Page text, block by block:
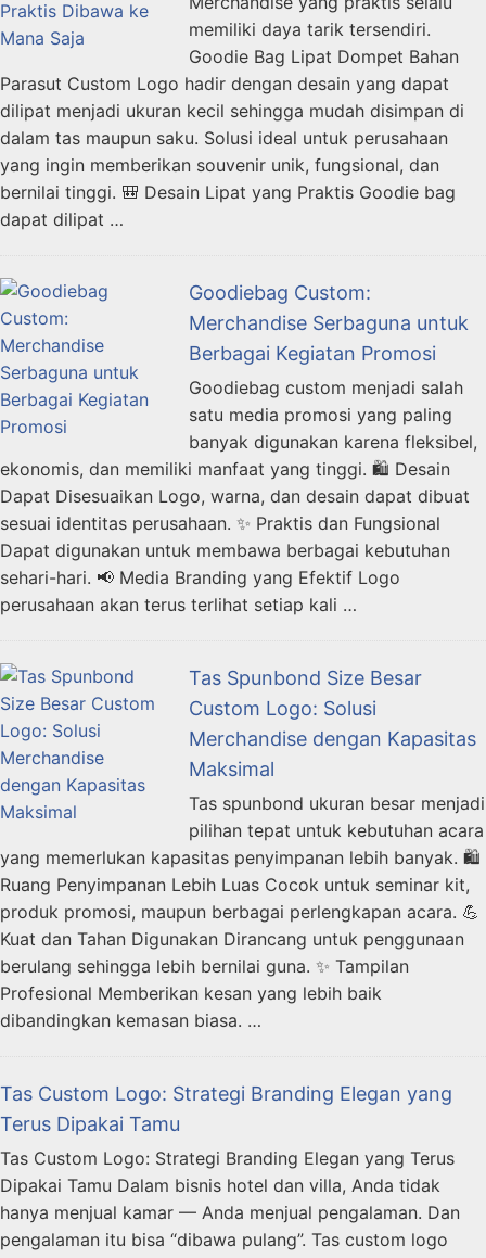
memiliki daya tarik tersendiri.
Goodie Bag Lipat Dompet Bahan
Parasut Custom Logo hadir dengan desain yang dapat
dilipat menjadi ukuran kecil sehingga mudah disimpan di
dalam tas maupun saku. Solusi ideal untuk perusahaan
yang ingin memberikan souvenir unik, fungsional, dan
bernilai tinggi. 🎒 Desain Lipat yang Praktis Goodie bag
dapat dilipat …
Goodiebag Custom:
Merchandise Serbaguna untuk
Berbagai Kegiatan Promosi
Goodiebag custom menjadi salah
satu media promosi yang paling
banyak digunakan karena fleksibel,
ekonomis, dan memiliki manfaat yang tinggi. 🛍️ Desain
Dapat Disesuaikan Logo, warna, dan desain dapat dibuat
sesuai identitas perusahaan. ✨ Praktis dan Fungsional
Dapat digunakan untuk membawa berbagai kebutuhan
sehari-hari. 📢 Media Branding yang Efektif Logo
perusahaan akan terus terlihat setiap kali …
Tas Spunbond Size Besar
Custom Logo: Solusi
Merchandise dengan Kapasitas
Maksimal
Tas spunbond ukuran besar menjadi
pilihan tepat untuk kebutuhan acara
yang memerlukan kapasitas penyimpanan lebih banyak. 🛍️
Ruang Penyimpanan Lebih Luas Cocok untuk seminar kit,
produk promosi, maupun berbagai perlengkapan acara. 💪
Kuat dan Tahan Digunakan Dirancang untuk penggunaan
berulang sehingga lebih bernilai guna. ✨ Tampilan
Profesional Memberikan kesan yang lebih baik
dibandingkan kemasan biasa. …
Tas Custom Logo: Strategi Branding Elegan yang
Terus Dipakai Tamu
Tas Custom Logo: Strategi Branding Elegan yang Terus
Dipakai Tamu Dalam bisnis hotel dan villa, Anda tidak
hanya menjual kamar — Anda menjual pengalaman. Dan
pengalaman itu bisa “dibawa pulang”. Tas custom logo